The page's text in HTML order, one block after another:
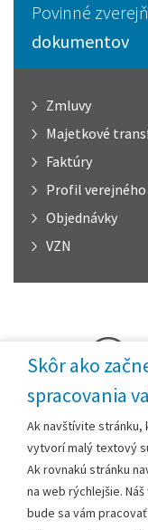
Skôr ako
spracovania
Ak navštívite stránku,
vytvorí malý textový
Ak rovnakú stránku
na web rýchlejšie.
bude sa vám
Povinné
dokumentov
Zmluvy
Majetkové
Faktúry
Profil
Objednávky
VZN
Mapový portál